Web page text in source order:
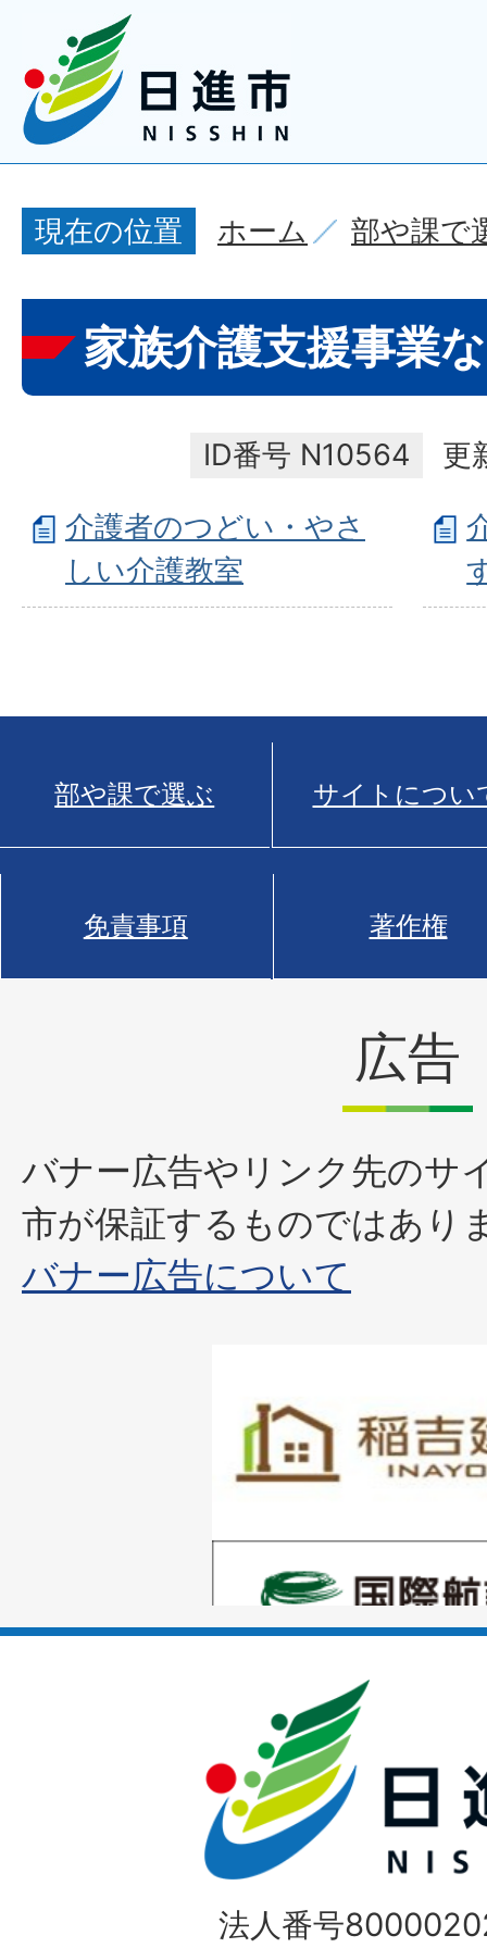
現在の位置 ホーム 部や課で
家族介護支援事業
ID番号 N10564
更
介護者のつどい・やさ
しい介護教室
部や課で選ぶ サイトについ
免責事項 著作権
広告
バナー広告やリンク先のサ
市が保証するものではあり
バナー広告について
枚
目
ラ
枚
ス
ラ
イ
ド
1
枚
目
の
法人番号